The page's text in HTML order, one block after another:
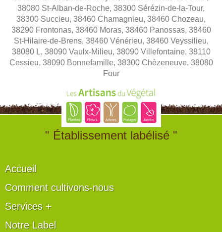
38080 St-Alban-de-Roche, 38300 Sérézin-de-la-Tour,
38300 Succieu, 38460 Chamagnieu, 38460 Chozeau,
38290 Frontonas, 38460 Moras, 38460 Panossas, 38460
St-Hilaire-de-Brens, 38460 Vénérieu, 38460 Veyssilieu,
38080 L, 38090 Vaulx-Milieu, 38090 Villefontaine, 38110
Cessieu, 38090 Bonnefamille, 38300 Chèzeneuve, 38080
Four
" Établissement labélisé "
Accueil
Comment cultivons-nous
Services +
Notre Label